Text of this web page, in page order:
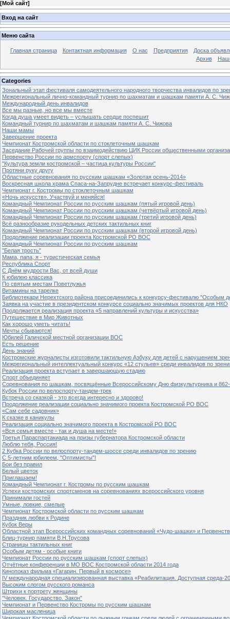
[Мой сайт]
Вход на сайт
Меню сайта
Главная страница Контактная информация О нас Предприятия
Доска
Архив
Categories
Зональный этап фестиваля самодеятельного народного творчества инвалидов по
Межрегиональный лично-командный турнир по шахматам и шашкам памяти А. С.
Международный день инвалидов
Все мы разные, но все мы вместе
Когда душа умеет видеть – услышать сердце поспешит
Командный турнир по шахматам и шашкам памяти А. С. Чижова
Наши мамы
Завершение проекта
Чемпионат Костромской области по стоклеточным шашкам
Заседание Рабочей группы по взаимодействию ЦИК России общественными
Первенство России по армспорту (спорт слепых)
"Культура земли костромской – частица культуры России"
Протяни руку другу
Областные соревнования по русским шашкам «Золотая осень-2014»
Воскресная школа храма Спаса-на-Запрудне встречает конкурс-фестиваль
Чемпионат г. Костромы по стоклеточным шашкам
«Ночь искусств». Участвуй и меняйся!
Командный Чемпионат России по русским шашкам (пятый игровой день)
Командный Чемпионат России по русским шашкам (четвёртый игровой день)
Командный Чемпионат России по русским шашкам (третий игровой день)
Всё разнообразие рукодельных детских тактильных книг
Командный Чемпионат России по русским шашкам (второй игровой день)
Продолжение реализации проекта Костромской РО ВОС
Командный Чемпионат России по русским шашкам
"Белая трость"
Мама, папа, я - туристическая семья
Республика Спорт
С Днём мудрости Вас, от всей души
К юбилею классика
По святым местам Поветлужья
Витамины на тарелке
Библиотекари Нерехтского района присоединились к конкурсу-фестивалю "Особым
Заявка на участие в президентском конкурсе социально значимых проектов для НКО
Продолжается реализация проекта «5 направлений культуры и искусства»
Путешествие в Мир Животных
Как хорошо уметь читать!
Мечты сбываются!
Юбилей Галичской местной организации ВОС
Есть решение
День знаний
Костромские журналисты изготовили тактильную Азбуку для детей с нарушением
Межрегиональный интеллектуальный конкурс «12 стульев» среди инвалидов по
Реализация проекта вступает в завершающую стадию
Спорт объединяет
Соревнования по шашкам, посвящённые Всероссийскому Дню физкультурника и
Кубок России по велоспорту-тандем-трек
Встреча со сказкой - это всегда интересно и здорово!
Продолжение реализации социально значимого проекта Костромской РО ВОС
«Сам себе садовник»
К сказке в каникулы
Реализация социально значимого проекта в Костромской РО ВОС
«Вся семья вместе - так и душа на месте!»
Третья Параспартакиада на призы губернатора Костромской области
Люблю тебя, Россия!
2 Кубка России по велоспорту-тандем-шоссе среди инвалидов по зрению
С 5-летним юбилеем, "Оптимисты"!
Бои без правил
Белый цветок
Приглашаем!
Командный Чемпионат г. Костромы по русским шашкам
Успехи костромских спортсменов на соревнованиях всероссийского уровня
Принимали гостей
Умные, ловкие, смелые
Чемпионат Костромской области по русским шашкам
Праздник любви к Родине
Кубок Веры
Областной этап Всероссийских командных соревнований «Чудо-шашки» и
Блиц-турнир памяти В.Н.Трусова
Страницы тактильных книг
Особым детям - особые книги
Чемпионат России по русским шашкам (спорт слепых)
Отчётные конференции в МО ВОС Костромской области 2014 года
Кинопоказ фильма «Гагарин. Первый в космосе»
IV международная специализированная выставка «Реабилитация. Доступная среда-
Высоким слогом русского романса
Штрихи к портрету женщины
"Человек. Государство. Закон"
Чемпионат и Первенство Костромы по русским шашкам
Широкая масленица